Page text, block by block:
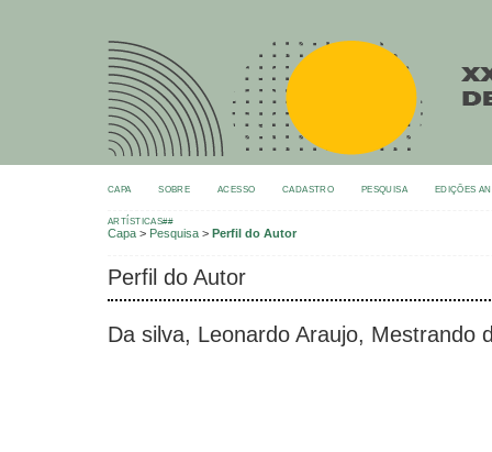
CAPA SOBRE ACESSO CADASTRO PESQUISA EDIÇÕES
ARTÍSTICAS##
Capa > Pesquisa > Perfil do Autor
Perfil do Autor
Da silva, Leonardo Araujo, Mestrando